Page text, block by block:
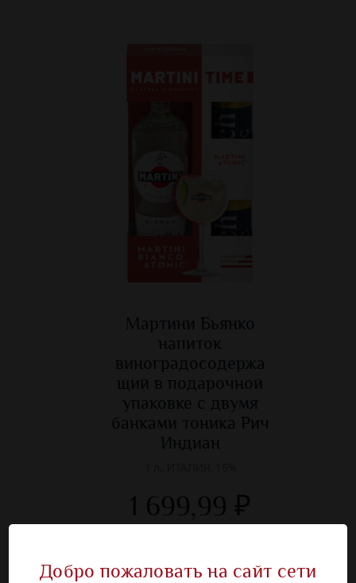
Мартини Бьянко
напиток
виноградосодержа
щий в подарочной
упаковке с двумя
банками тоника Рич
Индиан
1 699,99 ₽
Добро пожаловать на сайт сети